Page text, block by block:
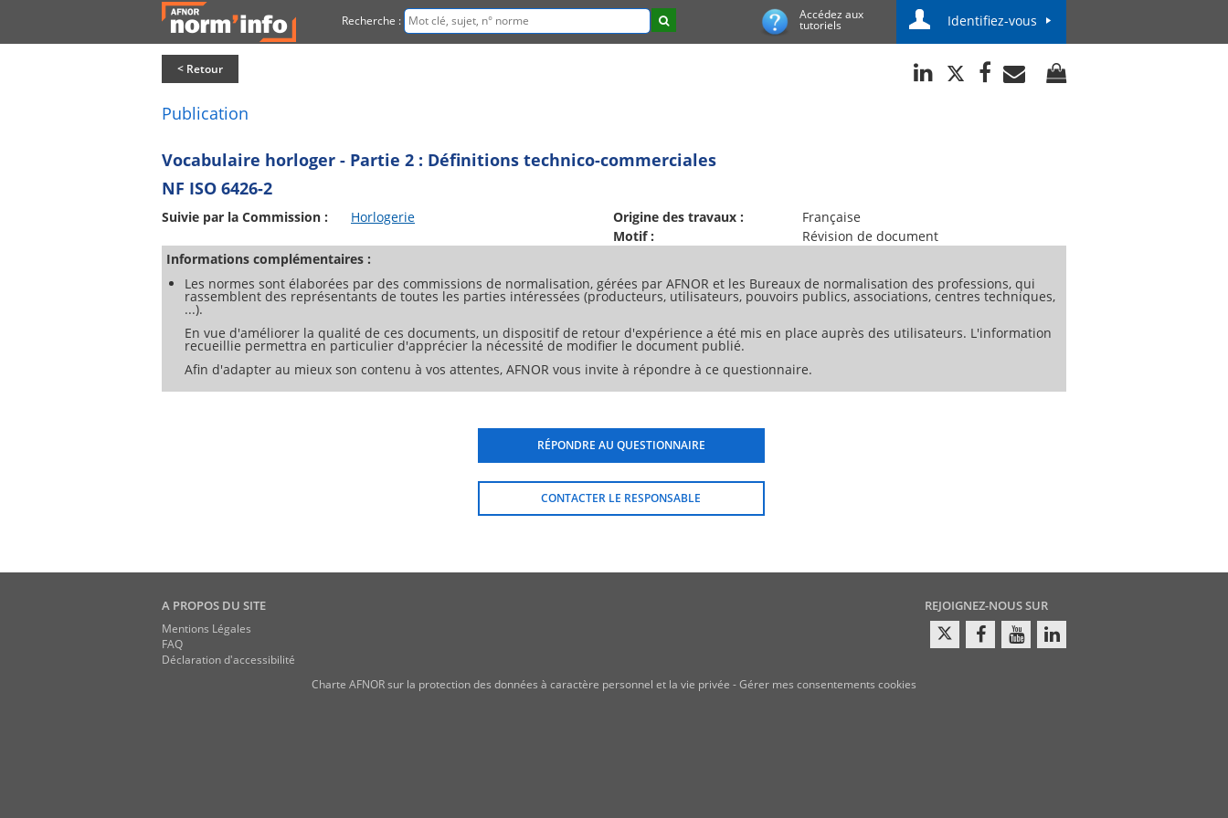
Recherche : Accédez aux
tutoriels Identifiez-vous
< Retour
Publication
Vocabulaire horloger - Partie 2 : Définitions technico-commerciales
NF ISO 6426-2
Suivie par la Commission : Horlogerie Origine des travaux :
Française
Motif :
Révision de document
Informations complémentaires :
Les normes sont élaborées par des commissions de normalisation, gérées par AFNOR et les Bureaux de normalisation des professions, qui
rassemblent des représentants de toutes les parties intéressées (producteurs, utilisateurs, pouvoirs publics, associations, centres techniques,
...).
En vue d'améliorer la qualité de ces documents, un dispositif de retour d'expérience a été mis en place auprès des utilisateurs. L'information
recueillie permettra en particulier d'apprécier la nécessité de modifier le document publié.
Afin d'adapter au mieux son contenu à vos attentes, AFNOR vous invite à répondre à ce questionnaire.
RÉPONDRE AU QUESTIONNAIRE
CONTACTER LE RESPONSABLE
A PROPOS DU SITE
Mentions Légales
FAQ
Déclaration d'accessibilité
REJOIGNEZ-NOUS SUR
Charte AFNOR sur la protection des données à caractère personnel et la vie privée -Gérer mes consentements cookies